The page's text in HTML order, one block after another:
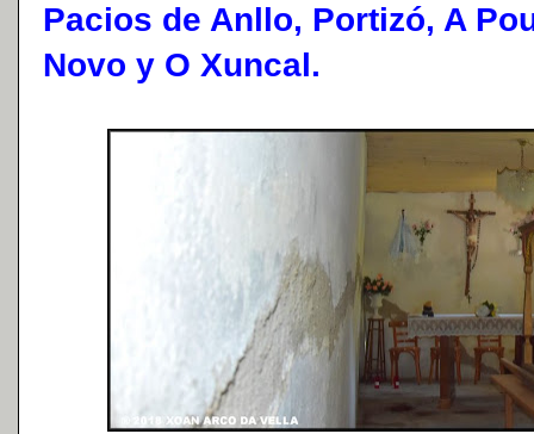
Pacios de Anllo, Portizó, A
Novo y O Xuncal.